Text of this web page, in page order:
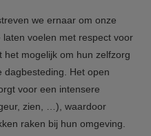
we ernaar om onze
voelen met respect voor
het mogelijk om hun zelfzorg
dagbesteding. Het open
voor een intensere
zien, …), waardoor
raken bij hun omgeving.